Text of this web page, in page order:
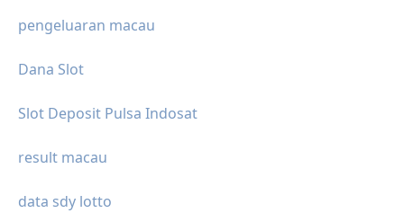
pengeluaran macau
Dana Slot
Slot Deposit Pulsa Indosat
result macau
data sdy lotto